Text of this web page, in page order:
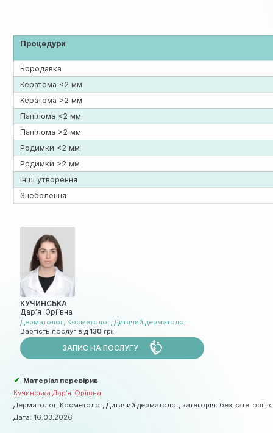
Процедури
Бородавка
Кератома <2 мм
Кератома >2 мм
Папілома <2 мм
Папілома >2 мм
Родимки <2 мм
Родимки >2 мм
Інші утворення
Знеболення
КУЧИНСЬКА
Дар’я Юріївна
Дерматолог Косметолог Дитячий дерматолог
Вартість послуг від130
ЗАПИС НА ПОСЛУГУ
✔ Матеріал перевірив
Кучинська Дар’я Юріївна
Дерматолог, Косметолог, Дитячий дерматолог, категорія: без категорії,
Дата: 16.03.2026